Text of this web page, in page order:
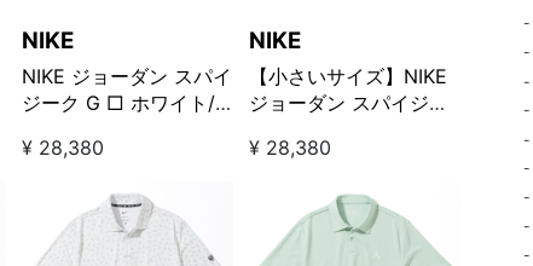
NIKE
NIKE ジョーダン スパイ
ジーク G □ ホワイト/
¥ 28,380
NIKE
【小さいサイズ】NIKE
ジョーダン スパイジー
トカーキ
¥ 28,380
-
-
-
-
-
-
-
-
-